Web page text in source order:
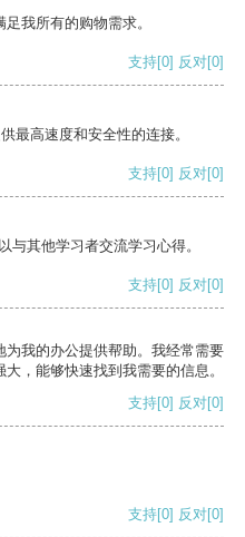
我所有的购物需求。
支持[0] 反对[0]
最高速度和安全性的连接。
支持[0] 反对[0]
与其他学习者交流学习心得。
支持[0] 反对[0]
我的办公提供帮助。我经常需要
，能够快速找到我需要的信息。
支持[0] 反对[0]
支持[0] 反对[0]